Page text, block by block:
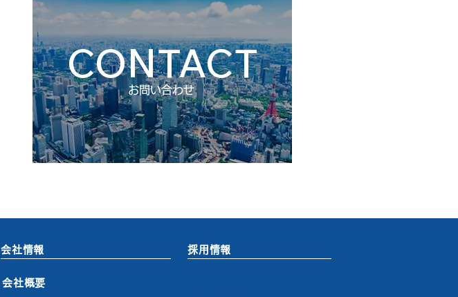
CONTACT
​お問い合わせ
会社情報 採用情報
会社概要